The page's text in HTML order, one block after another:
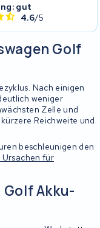
gut
4.6/5
Golf
Nach einigen
weniger
Zelle und
Reichweite und
beschleunigen den
für
Akku-